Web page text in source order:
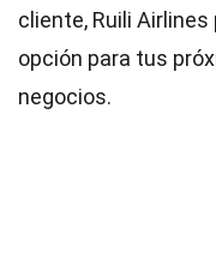
cliente, Ruili
opción para tus
negocios.